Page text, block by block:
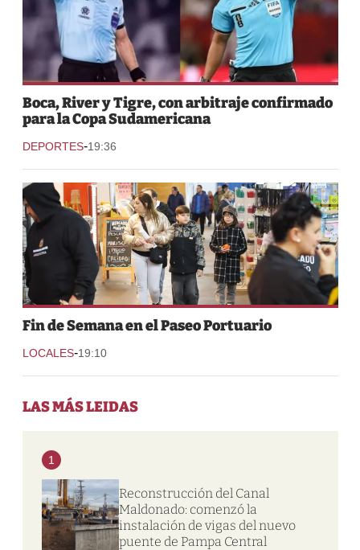
Boca, River y Tigre, con arbitraje confirmado
para la Copa Sudamericana
DEPORTES-19:36
Fin de Semana en el Paseo Portuario
LOCALES-19:10
LAS MÁS LEIDAS
1
Reconstrucción del Canal
Maldonado: comenzó la
instalación de vigas del nuevo
puente de Pampa Central